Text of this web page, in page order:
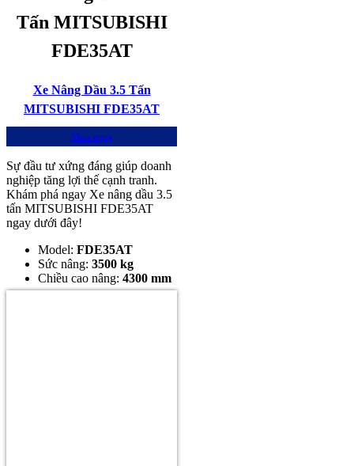
Tấn MITSUBISHI
FDE35AT
Xe Nâng Dầu 3.5 Tấn
MITSUBISHI FDE35AT
Mua ngay
Sự đầu tư xứng đáng giúp doanh
nghiệp tăng lợi thế cạnh tranh.
Khám phá ngay Xe nâng dầu 3.5
tấn MITSUBISHI FDE35AT
ngay dưới đây!
Model: FDE35AT
Sức nâng: 3500 kg
Chiều cao nâng: 4300 mm